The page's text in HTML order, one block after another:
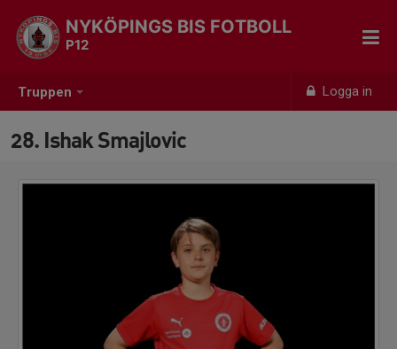
Truppen Logga in
NYKÖPINGS BIS FOTBOLL
P12
28. Ishak Smajlovic